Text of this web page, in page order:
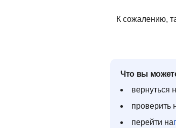
К сожалению,
Что вы
вернуться
проверить
перейти на